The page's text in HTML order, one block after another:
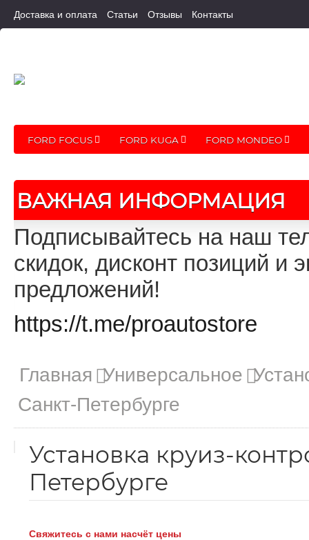
Доставка и оплата Статьи Отзывы Контакты
FORD FOCUS FORD KUGA FORD MONDEO
ВАЖНАЯ ИНФОРМАЦИЯ
Подписывайтесь на наш
скидок, дисконт позиций и
предложений!
https://t.me/proautostore
Главная Универсальное
Санкт-Петербурге
Установка круиз-
Петербурге
Свяжитесь с нами насчёт цены